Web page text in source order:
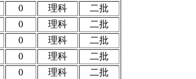
0 理科
二批
0 理科
二批
0 理科
二批
0 理科
二批
0 理科
二批